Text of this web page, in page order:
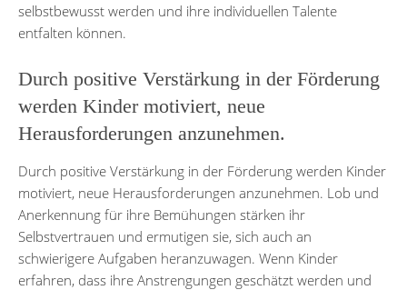
selbstbewusst werden und ihre individuellen Talente
entfalten können.
Durch positive Verstärkung in der Förderung
werden Kinder motiviert, neue
Herausforderungen anzunehmen.
Durch positive Verstärkung in der Förderung werden Kinder
motiviert, neue Herausforderungen anzunehmen. Lob und
Anerkennung für ihre Bemühungen stärken ihr
Selbstvertrauen und ermutigen sie, sich auch an
schwierigere Aufgaben heranzuwagen. Wenn Kinder
erfahren, dass ihre Anstrengungen geschätzt werden und